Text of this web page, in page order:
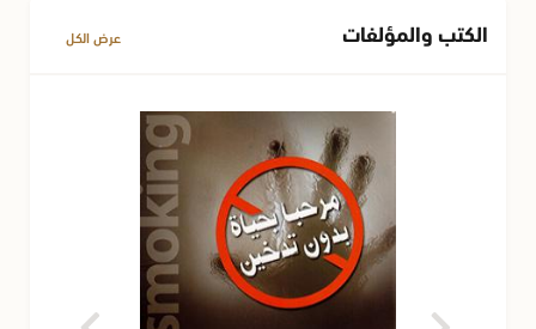
الكتب والمؤلفات عرض الكل